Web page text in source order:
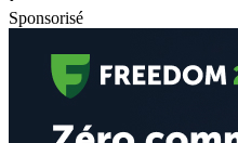
Sponsorisé